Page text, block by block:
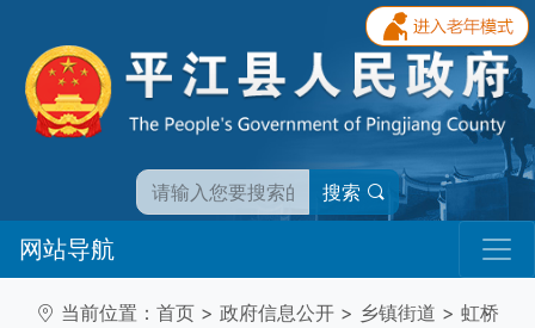
搜索
网站导航
当前位置： 首页 > 政府信息公开 > 乡镇街道 > 虹桥